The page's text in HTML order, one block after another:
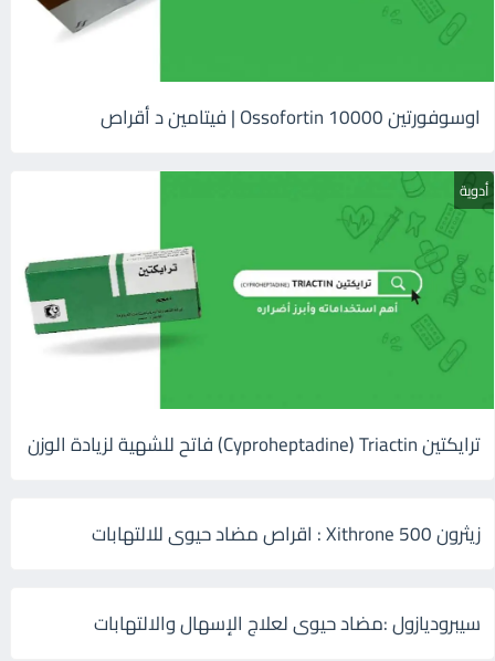
اوسوفورتين 10000 Ossofortin | فيتامين د أقراص
أدوية
ترايكتين Cyproheptadine) Triactin) فاتح للشهية لزيادة الوزن
زيثرون 500 Xithrone : اقراص مضاد حيوى للالتهابات
سيبروديازول :مضاد حيوى لعلاج الإسهال والالتهابات